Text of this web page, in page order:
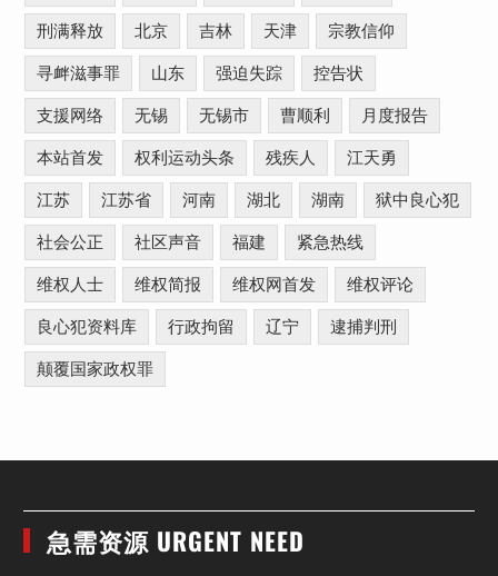
刑满释放 北京 吉林 天津 宗教信仰
寻衅滋事罪 山东 强迫失踪 控告状
支援网络 无锡 无锡市 曹顺利 月度报告
本站首发 权利运动头条 残疾人 江天勇
江苏 江苏省 河南 湖北 湖南 狱中良心犯
社会公正 社区声音 福建 紧急热线
维权人士 维权简报 维权网首发 维权评论
良心犯资料库 行政拘留 辽宁 逮捕判刑
颠覆国家政权罪
急需资源 URGENT NEED